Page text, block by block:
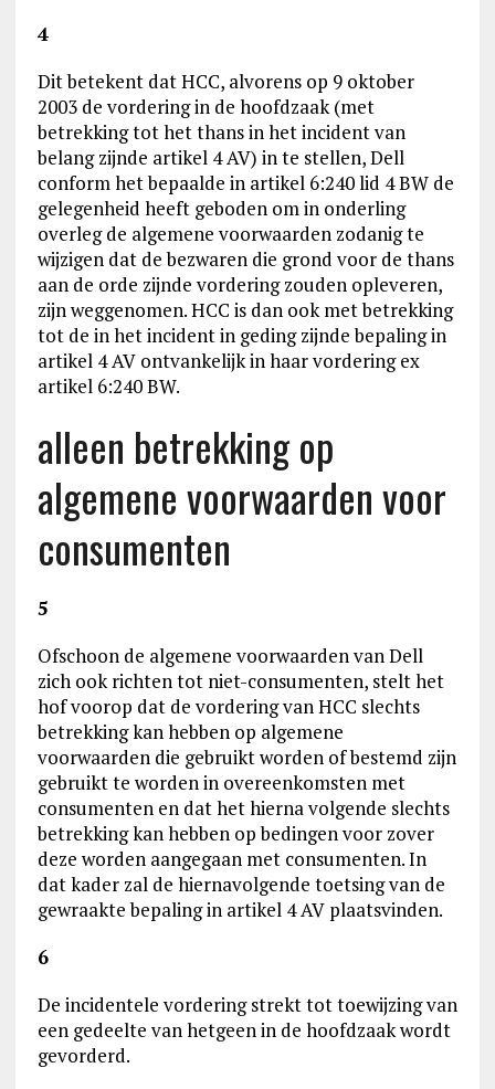
4
Dit betekent dat HCC, alvorens op 9 oktober
2003 de vordering in de hoofdzaak (met
betrekking tot het thans in het incident van
belang zijnde artikel 4 AV) in te stellen, Dell
conform het bepaalde in artikel 6:240 lid 4 BW de
gelegenheid heeft geboden om in onderling
overleg de algemene voorwaarden zodanig te
wijzigen dat de bezwaren die grond voor de thans
aan de orde zijnde vordering zouden opleveren,
zijn weggenomen. HCC is dan ook met betrekking
tot de in het incident in geding zijnde bepaling in
artikel 4 AV ontvankelijk in haar vordering ex
artikel 6:240 BW.
alleen betrekking op
algemene voorwaarden voor
consumenten
5
Ofschoon de algemene voorwaarden van Dell
zich ook richten tot niet-consumenten, stelt het
hof voorop dat de vordering van HCC slechts
betrekking kan hebben op algemene
voorwaarden die gebruikt worden of bestemd zijn
gebruikt te worden in overeenkomsten met
consumenten en dat het hierna volgende slechts
betrekking kan hebben op bedingen voor zover
deze worden aangegaan met consumenten. In
dat kader zal de hiernavolgende toetsing van de
gewraakte bepaling in artikel 4 AV plaatsvinden.
6
De incidentele vordering strekt tot toewijzing van
een gedeelte van hetgeen in de hoofdzaak wordt
gevorderd.